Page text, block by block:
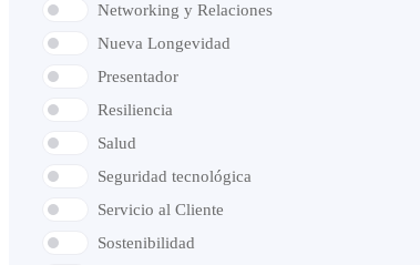
Networking y Relaciones
Nueva Longevidad
Presentador
Resiliencia
Salud
Seguridad tecnológica
Servicio al Cliente
Sostenibilidad